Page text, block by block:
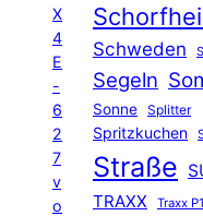
X
4
E
-
6
2
7
v
o
Schweden
Segeln
Sonne Splitter
Spritzkuchen
Straße
TRAXX Traxx